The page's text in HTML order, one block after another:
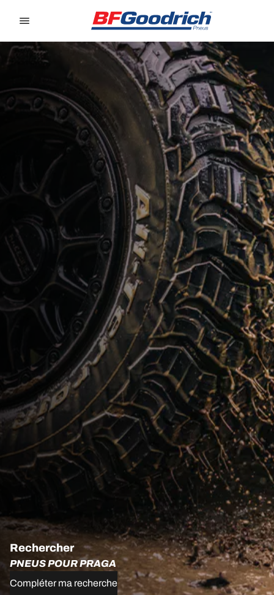
Rechercher
PNEUS POUR PRAGA
Compléter ma recherche